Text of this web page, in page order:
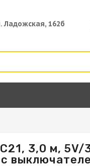
Ладожская, 162б
3,0 м, 5V/